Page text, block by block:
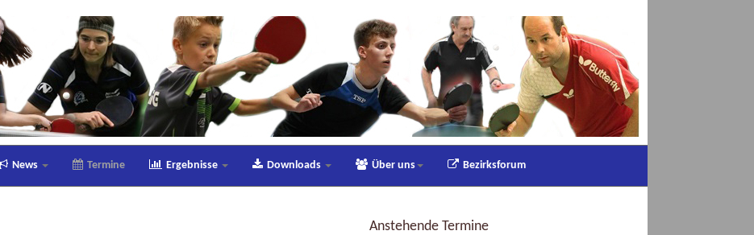
News Termine Ergebnisse Downloads Über uns Bezirksforum
Anstehende Termine